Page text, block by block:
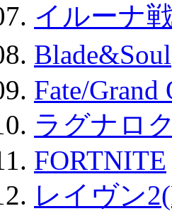
イルーナ
Fate/Grand
ラグナロ
FORTNITE
レイヴン